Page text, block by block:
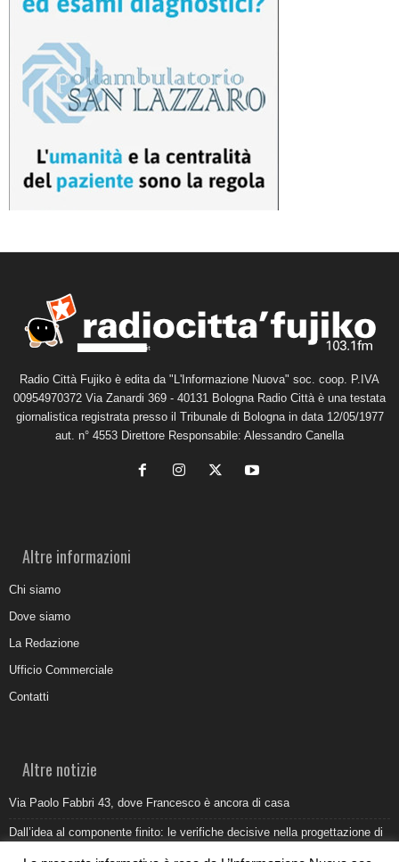
Radio Città Fujiko è edita da "L'Informazione Nuova" soc. coop. P.IVA
00954970372 Via Zanardi 369 - 40131 Bologna Radio Città è una testata
giornalistica registrata presso il Tribunale di Bologna in data 12/05/1977
aut. n° 4553 Direttore Responsabile: Alessandro Canella
Altre informazioni
Chi siamo
Dove siamo
La Redazione
Ufficio Commerciale
Contatti
Altre notizie
Via Paolo Fabbri 43, dove Francesco è ancora di casa
Dall’idea al componente finito: le verifiche decisive nella progettazione di